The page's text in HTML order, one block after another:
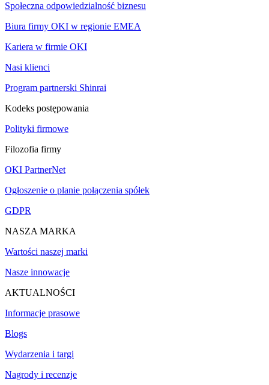
Społeczna odpowiedzialność biznesu
Biura firmy OKI w regionie EMEA
Kariera w firmie OKI
Nasi klienci
Program partnerski Shinrai
Kodeks postępowania
Polityki firmowe
Filozofia firmy
OKI PartnerNet
Ogłoszenie o planie połączenia spółek
GDPR
NASZA MARKA
Wartości naszej marki
Nasze innowacje
AKTUALNOŚCI
Informacje prasowe
Blogs
Wydarzenia i targi
Nagrody i recenzje